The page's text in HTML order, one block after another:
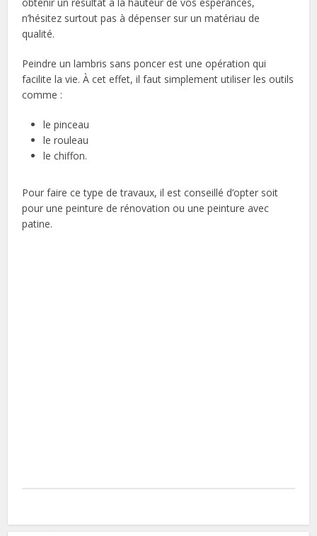
n’hésitez surtout pas à dépenser sur un matériau de
qualité.
Peindre un lambris sans poncer est une opération qui
facilite la vie. À cet effet, il faut simplement utiliser les outils
comme :
le pinceau
le rouleau
le chiffon.
Pour faire ce type de travaux, il est conseillé d’opter soit
pour une peinture de rénovation ou une peinture avec
patine.